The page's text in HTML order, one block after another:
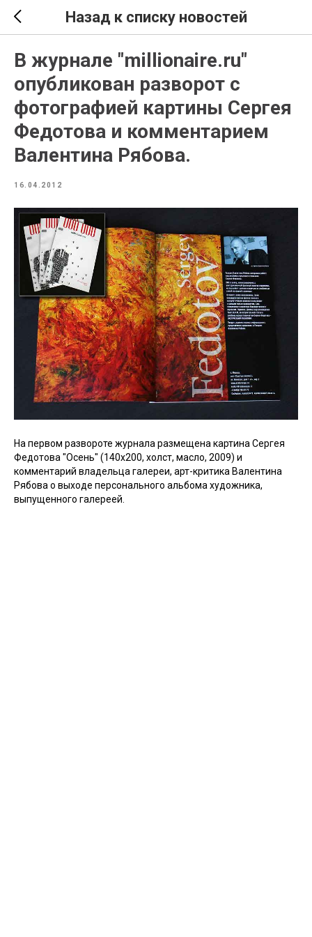
Назад к списку новостей
В журнале "millionaire.ru"
опубликован разворот с
фотографией картины Сергея
Федотова и комментарием
Валентина Рябова.
16.04.2012
На первом развороте журнала размещена картина Сергея
Федотова "Осень" (140х200, холст, масло, 2009) и
комментарий владельца галереи, арт-критика Валентина
Рябова о выходе персонального альбома художника,
выпущенного галереей.